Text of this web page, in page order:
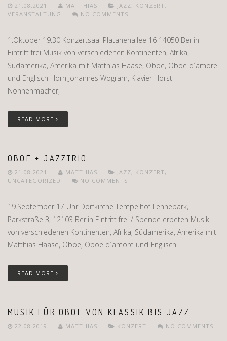
21.08.2021 MATTHIAS JAZZ, KONZERT ,
VERANSTALTUNG
NO COMMENTS
1.Oktober 19.30 Konzertsaal Platanenallee 16 14050 Berlin
Eintritt frei Musik von verschiedenen Kontinenten, Afrika,
Südamerika, Amerika mit Matthias Haase, Oboe, Oboe d´amore
und Englisch Horn Johannes Wogram, Klavier Horst
Nonnenmacher,
READ MORE
OBOE + JAZZTRIO
21.08.2021 MATTHIAS JAZZ, KONZERT ,
UNCATEGORIZED
NO COMMENTS
19.September 17 Uhr Dorfkirche Tempelhof Lehnepark,
Parkstraße 3, 12103 Berlin Eintritt frei / Spende erbeten Musik
von verschiedenen Kontinenten, Afrika, Südamerika, Amerika mit
Matthias Haase, Oboe, Oboe d´amore und Englisch
READ MORE
MUSIK FÜR OBOE VON KLASSIK BIS JAZZ
22.08.2019 MATTHIAS KONZERT NO COMMENTS